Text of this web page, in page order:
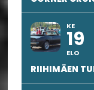
KE
19
ELO
RIIHIMÄEN